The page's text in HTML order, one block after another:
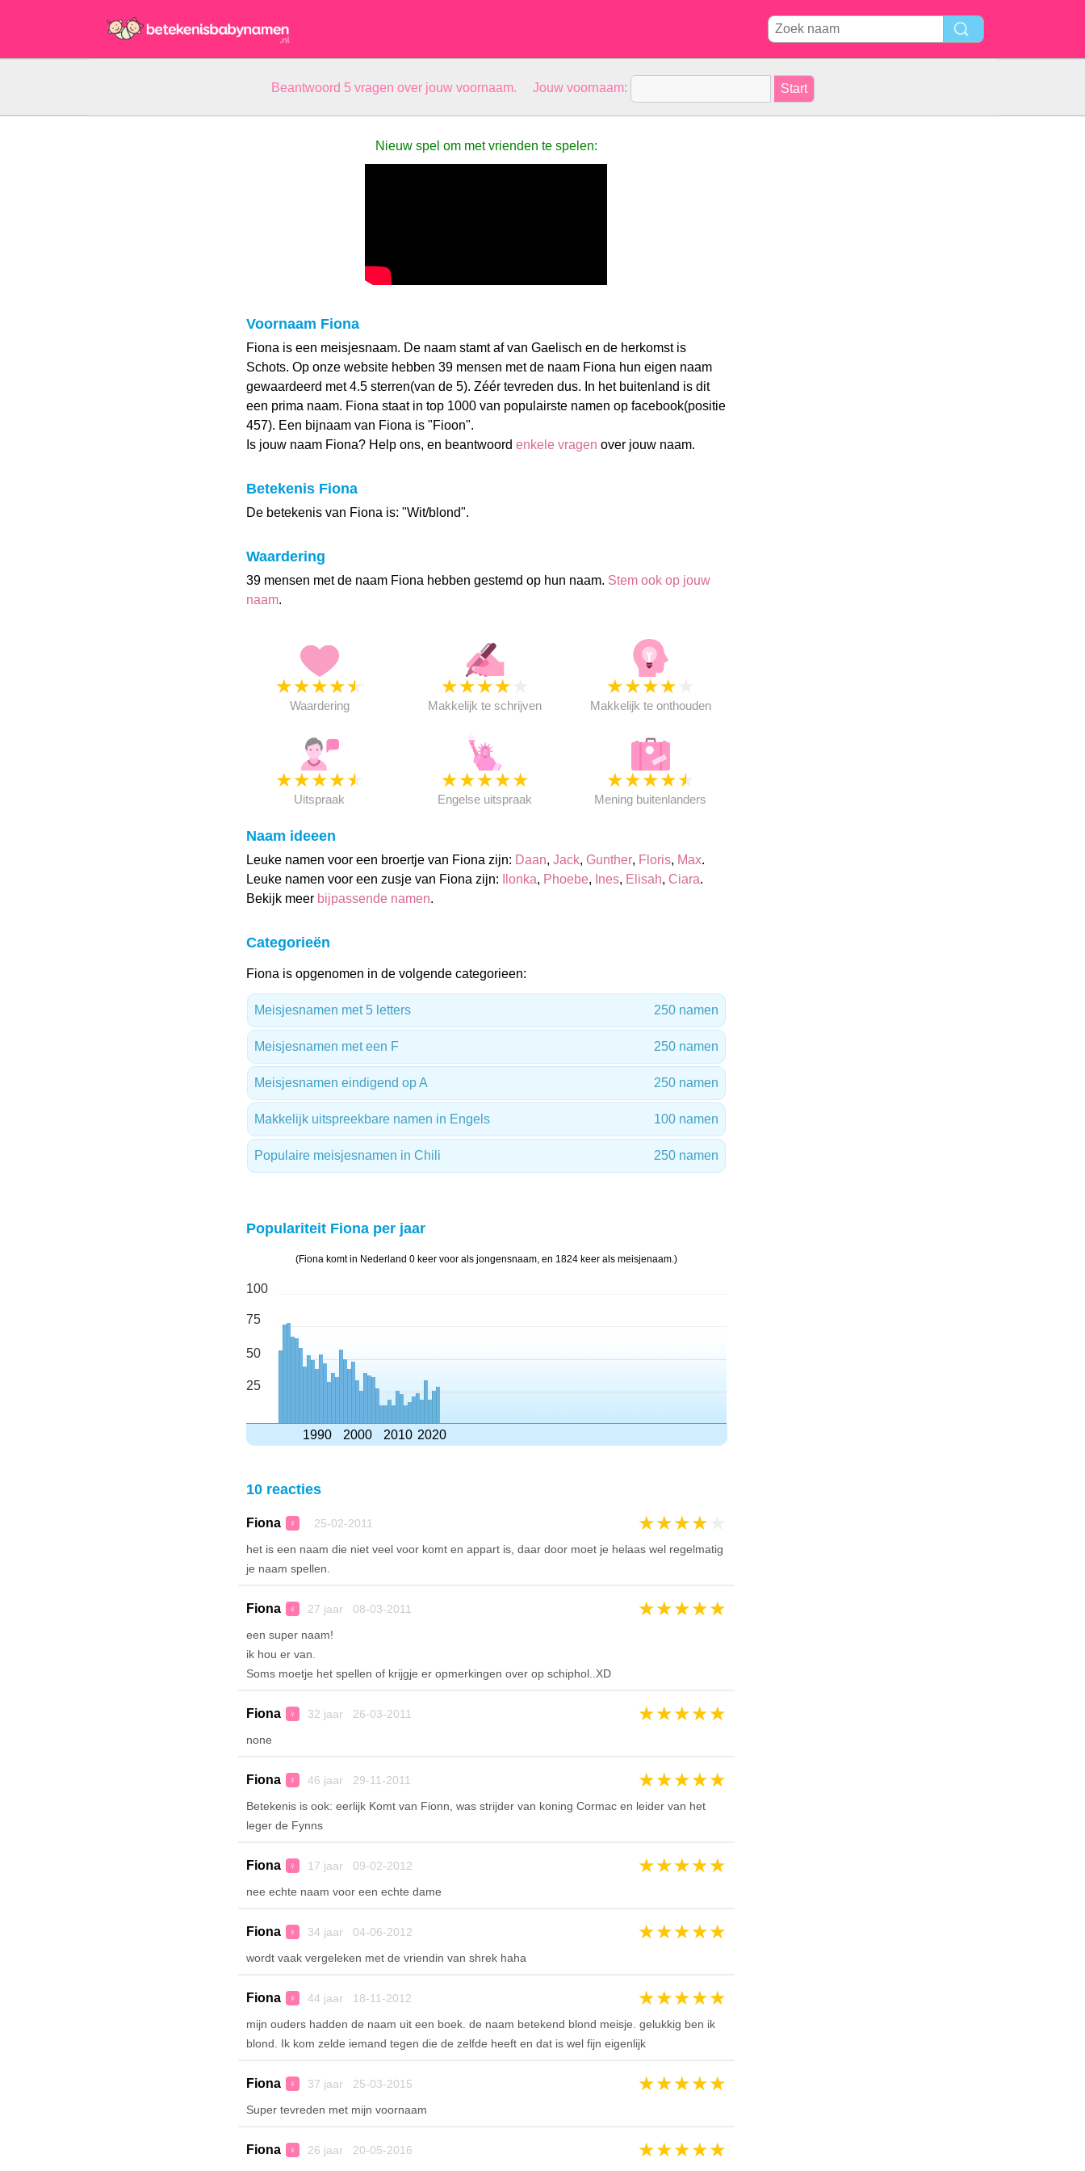
Beantwoord 5 vragen over jouw voornaam. Jouw voornaam:
Nieuw spel om met vrienden te spelen:
Voornaam Fiona
Fiona is een meisjesnaam. De naam stamt af van Gaelisch en de herkomst is
Schots. Op onze website hebben 39 mensen met de naam Fiona hun eigen naam
gewaardeerd met 4.5 sterren(van de 5). Zéér tevreden dus. In het buitenland is dit
een prima naam. Fiona staat in top 1000 van populairste namen op facebook(positie
457). Een bijnaam van Fiona is "Fioon".
Is jouw naam Fiona? Help ons, en beantwoord enkele vragen over jouw naam.
Betekenis Fiona
De betekenis van Fiona is: "Wit/blond".
Waardering
39 mensen met de naam Fiona hebben gestemd op hun naam. Stem ook op jouw
naam.
★★★★★
Waardering
★★★★
Makkelijk te schrijven
★★★★
Makkelijk te onthouden
★★★★★
Uitspraak
★★★★★
Engelse uitspraak
★★★★★
Mening buitenlanders
Naam ideeen
Leuke namen voor een broertje van Fiona zijn: Daan, Jack, Gunther, Floris, Max.
Leuke namen voor een zusje van Fiona zijn:
Ilonka, Phoebe, Ines, Elisah, Ciara.
Bekijk meer bijpassende namen.
Categorieën
Fiona is opgenomen in de volgende categorieen:
Meisjesnamen met 5 letters 250 namen
Meisjesnamen met een F 250 namen
Meisjesnamen eindigend op A 250 namen
Makkelijk uitspreekbare namen in Engels 100 namen
Populaire meisjesnamen in Chili 250 namen
Populariteit Fiona per jaar
(Fiona komt in Nederland 0 keer voor als jongensnaam, en 1824 keer als meisjenaam.)
100
75
50
25
1990 2000 2010 2020
10 reacties
Fiona ♀ 25-02-2011 ★★★★
het is een naam die niet veel voor komt en appart is, daar door moet je helaas wel regelmatig
je naam spellen.
Fiona ♀ 27 jaar 08-03-2011 ★★★★★
een super naam!
ik hou er van.
Soms moetje het spellen of krijgje er opmerkingen over op schiphol..XD
Fiona ♀ 32 jaar 26-03-2011 ★★★★★
none
Fiona ♀ 46 jaar 29-11-2011 ★★★★★
Betekenis is ook: eerlijk Komt van Fionn, was strijder van koning Cormac en leider van het
leger de Fynns
Fiona ♀ 17 jaar 09-02-2012 ★★★★★
nee echte naam voor een echte dame
Fiona ♀ 34 jaar 04-06-2012 ★★★★★
wordt vaak vergeleken met de vriendin van shrek haha
Fiona ♀ 44 jaar 18-11-2012 ★★★★★
mijn ouders hadden de naam uit een boek. de naam betekend blond meisje. gelukkig ben ik
blond. Ik kom zelde iemand tegen die de zelfde heeft en dat is wel fijn eigenlijk
Fiona ♀ 37 jaar 25-03-2015 ★★★★★
Super tevreden met mijn voornaam
Fiona ♀ 26 jaar 20-05-2016 ★★★★★